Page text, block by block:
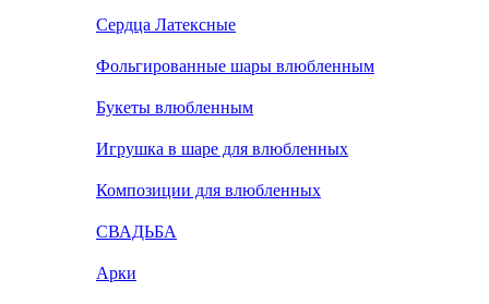
Сердца Латексные
Фольгированные шары влюбленным
Букеты влюбленным
Игрушка в шаре для влюбленных
Композиции для влюбленных
СВАДЬБА
Арки